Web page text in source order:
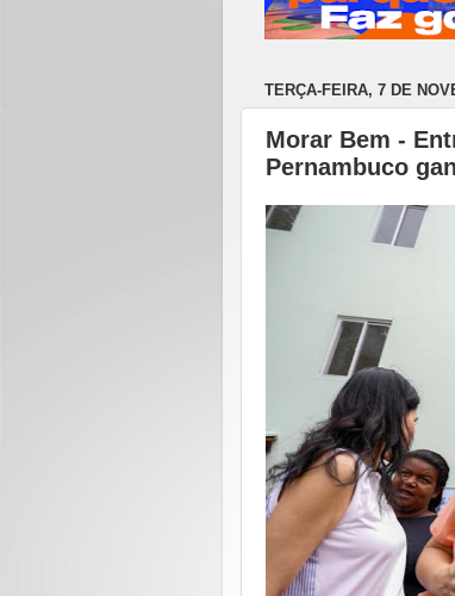
TERÇA-FEIRA, 7 DE
Morar Bem -
Pernambuco